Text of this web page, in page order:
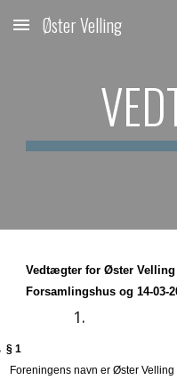
Skip to main content
Øster Velling
Vedtægter for Øster
Forsamlingshus og 14-03-
§ 1
Foreningens navn er Øster